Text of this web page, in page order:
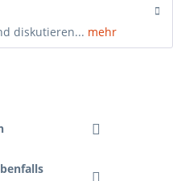
diskutieren... mehr